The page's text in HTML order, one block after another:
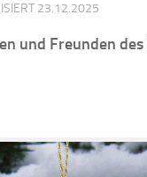
23.12.2025
und Freunden